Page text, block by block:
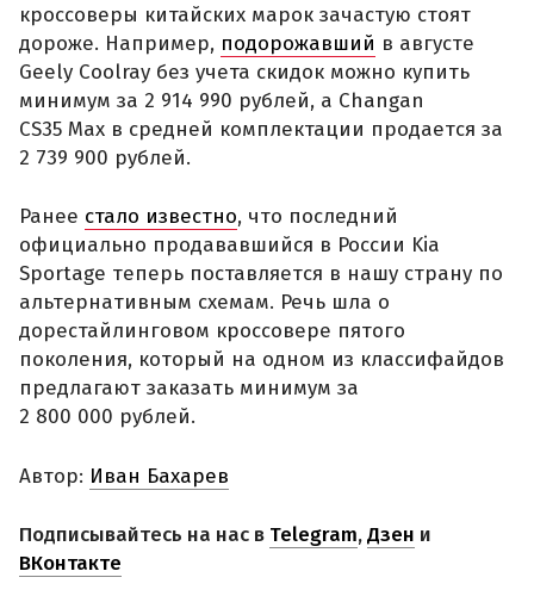
кроссоверы китайских марок зачастую стоят
дороже. Например, подорожавший в августе
Geely Coolray без учета скидок можно купить
минимум за 2 914 990 рублей, а Changan
CS35 Max в средней комплектации продается за
2 739 900 рублей.
Ранее стало известно, что последний
официально продававшийся в России Kia
Sportage теперь поставляется в нашу страну по
альтернативным схемам. Речь шла о
дорестайлинговом кроссовере пятого
поколения, который на одном из классифайдов
предлагают заказать минимум за
2 800 000 рублей.
Автор: Иван Бахарев
Подписывайтесь на нас в Telegram,Дзен и
ВКонтакте